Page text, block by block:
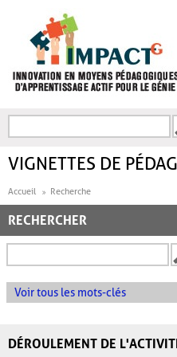
FORMULAIRE DE
VIGNETTES DE
Accueil Recherche
RECHERCHER
Voir tous les mots-clés
DÉROULEMENT DE